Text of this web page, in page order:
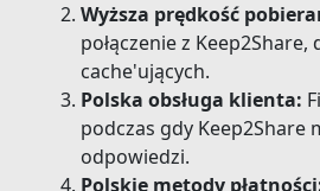
Wyższa prędkość
połączenie z
cache'ujących.
Polska obsługa klienta:
podczas gdy Keep2Share
odpowiedzi.
Polskie metody